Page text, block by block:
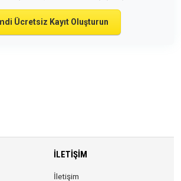
Ücretsiz Kayıt Oluşturun
İLETIŞIM
İletişim